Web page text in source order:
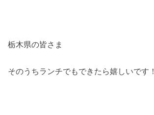
栃木県の皆さま
そのうちランチでもできたら嬉しいです！